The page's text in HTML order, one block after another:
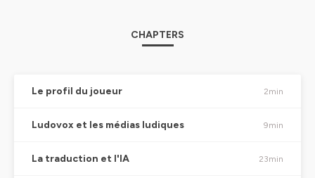
CHAPTERS
Le profil du joueur 2min
Ludovox et les médias ludiques 9min
La traduction et l'IA 23min